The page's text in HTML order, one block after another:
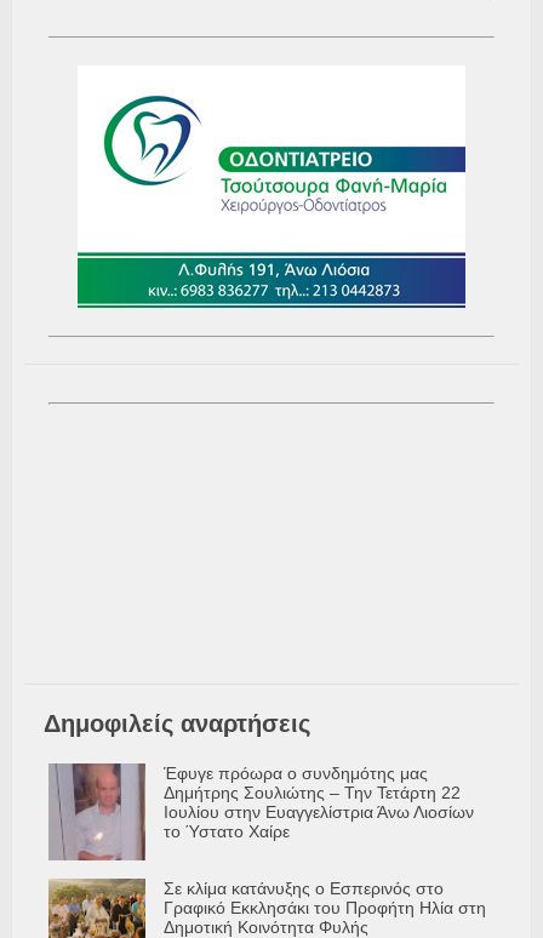
Δημοφιλείς αναρτήσεις
Έφυγε πρόωρα ο συνδημότης μας
Δημήτρης Σουλιώτης – Την Τετάρτη 22
Ιουλίου στην Ευαγγελίστρια Άνω Λιοσίων
το Ύστατο Χαίρε
Σε κλίμα κατάνυξης ο Εσπερινός στο
Γραφικό Εκκλησάκι του Προφήτη Ηλία στη
Δημοτική Κοινότητα Φυλής